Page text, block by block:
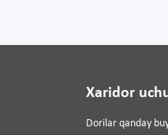
Xaridor
Dorilar qanday